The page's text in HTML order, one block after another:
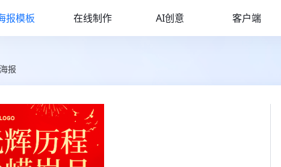
报模板 在线制作 AI创意 客户端
报